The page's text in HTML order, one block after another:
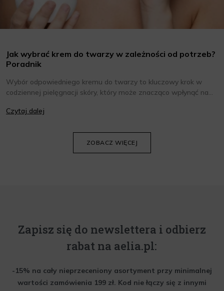
Jak wybrać krem do twarzy w zależności od potrzeb?
Poradnik
Wybór odpowiedniego kremu do twarzy to kluczowy krok w
codziennej pielęgnacji skóry, który może znacząco wpłynąć na
oraz wiedzieć, jak dopasować je do potrzeb własnej skóry.
Czytaj dalej
ZOBACZ WIĘCEJ
Zapisz się do newslettera i odbierz
rabat na aelia.pl:
-15% na cały nieprzeceniony asortyment przy minimalnej
wartości zamówienia 199 zł. Kod nie łączy się z innymi